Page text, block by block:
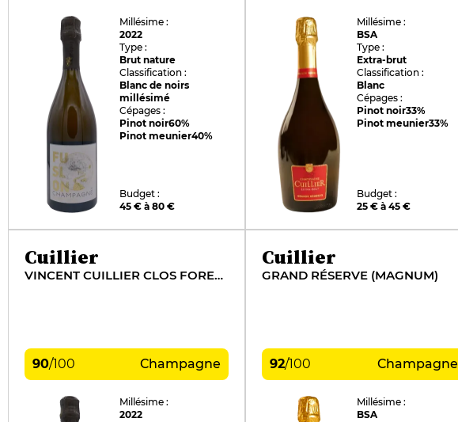
Millésime :
2022
Type :
Brut nature
Classification :
Blanc de noirs
millésimé
Cépages :
Pinot noir60%
Pinot meunier40%
Budget :
45 € à 80 €
Millésime :
BSA
Type :
Extra-brut
Classification :
Blanc
Cépages :
Pinot noir33%
Pinot meunier33%
Budget :
25 € à 45 €
Cuillier
VINCENT CUILLIER CLOS FORESTIER
90/100 Champagne
Millésime :
2022
Cuillier
GRAND RÉSERVE (MAGNUM)
92/100 Champagne
Millésime :
BSA